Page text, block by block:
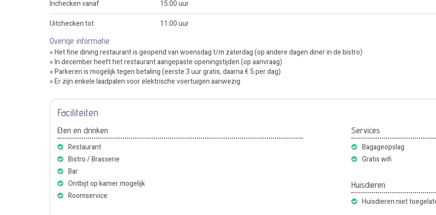
Inchecken vanaf
15:00 uur
Uitchecken tot
11:00 uur
Overige informatie
» Het fine dining restaurant is geopend van woensdag t/m zaterdag (op andere dagen diner in de bistro)
» In december heeft het restaurant aangepaste openingstijden (op aanvraag)
» Parkeren is mogelijk tegen betaling (eerste 3 uur gratis, daarna € 5 per dag)
» Er zijn enkele laadpalen voor elektrische voertuigen aanwezig
Faciliteiten
Eten en drinken
Restaurant
Bistro / Brasserie
Bar
Ontbijt op kamer mogelijk
Roomservice
Services
Bagageopslag
Gratis wifi
Huisdieren
Huisdieren niet